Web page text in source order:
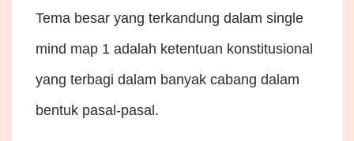
Tema besar yang terkandung dalam single
mind map 1 adalah ketentuan konstitusional
yang terbagi dalam banyak cabang dalam
bentuk pasal-pasal.